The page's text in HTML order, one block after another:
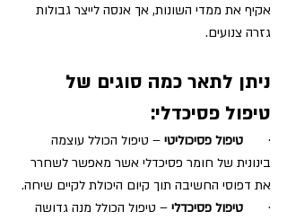
אקיף את ממדי השונות, אך אנסה לייצר גבולות
גזרה צנועים.
ניתן לתאר כמה סוגים של
טיפול פסיכדלי:
· טיפול פסיכוליטי – טיפול הכולל עוצמה
בינונית של חומר פסיכדלי אשר מאפשר לשחרר
את דפוסי החשיבה תוך קיום היכולת לקיים שיחה.
· טיפול פסיכדלי – טיפול הכולל מנה גדושה